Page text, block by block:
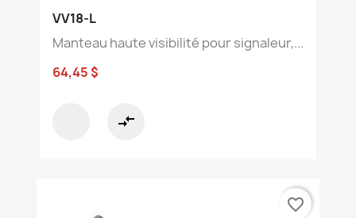
VV18-L
Manteau haute visibilité pour signaleur,...
64,45 $
compare_arrows
favorite_border